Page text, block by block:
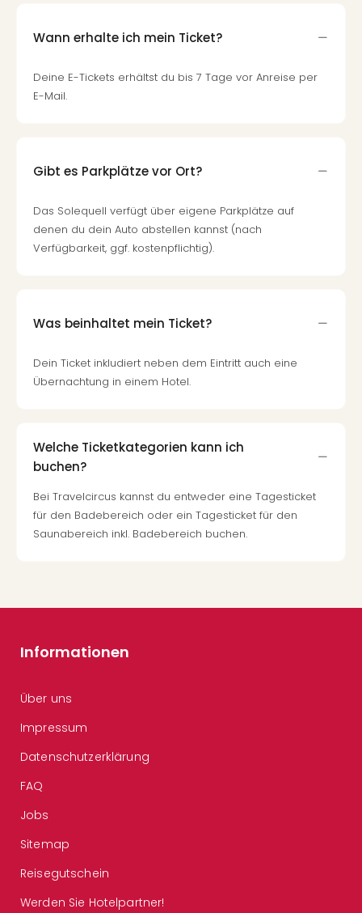
Wann erhalte ich mein Ticket?
Deine E-Tickets erhältst du bis 7 Tage vor Anreise per
E-Mail.
Gibt es Parkplätze vor Ort?
Das Solequell verfügt über eigene Parkplätze auf
denen du dein Auto abstellen kannst (nach
Verfügbarkeit, ggf. kostenpflichtig).
Was beinhaltet mein Ticket?
Dein Ticket inkludiert neben dem Eintritt auch eine
Übernachtung in einem Hotel.
Welche Ticketkategorien kann ich
buchen?
Bei Travelcircus kannst du entweder eine Tagesticket
für den Badebereich oder ein Tagesticket für den
Saunabereich inkl. Badebereich buchen.
Informationen
Über uns
Impressum
Datenschutzerklärung
FAQ
Jobs
Sitemap
Reisegutschein
Werden Sie Hotelpartner!